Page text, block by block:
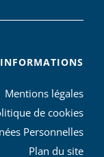
INFORMATIONS
Mentions légales
de cookies
Personnelles
Plan du site